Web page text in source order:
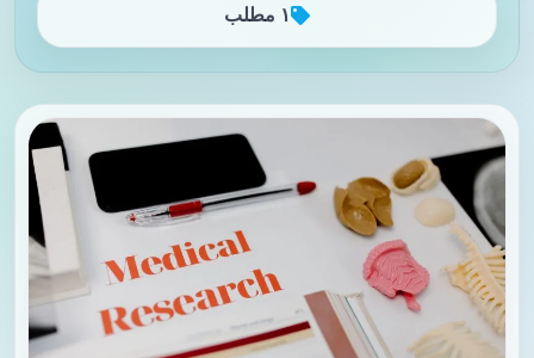
۱ مطلب